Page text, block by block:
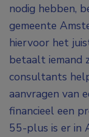
nodig hebben,
gemeente
hiervoor het
betaalt iemand
consultants
aanvragen van
financieel een
55-plus is er in